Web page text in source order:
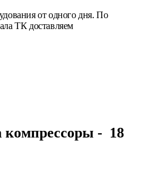
от одного дня. По
ТК доставляем
компрессоры - 18